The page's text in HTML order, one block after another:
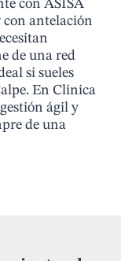
con ASISA
con antelación
de una red
si sueles
En Clínica
ágil y
de una